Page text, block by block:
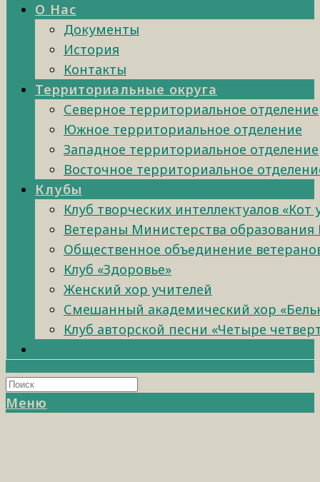
О Нас
Документы
История
Контакты
Территориальные округа
Северное территориальное отделение
Южное территориальное отделение
Западное территориальное отделение
Восточное территориальное
Клубы
Клуб творческих интеллектуалов «Кот
Ветераны Министерства образования
Общественное объединение
Клуб «Здоровье»
Женский хор учителей
Смешанный академический хор
Клуб авторской песни «Четыре
Меню